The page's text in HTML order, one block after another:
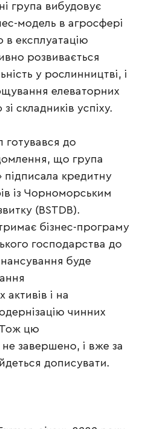
група вибудовує
модель в агросфері
експлуатацію
розвивається
у рослинництві, і
елеваторних
складників успіху.
готувався до
що група
підписала кредитну
із Чорноморським
(BSTDB).
бізнес-програму
господарства до
буде
активів і на
чинних
Тож цю
завершено, і вже за
дописувати.